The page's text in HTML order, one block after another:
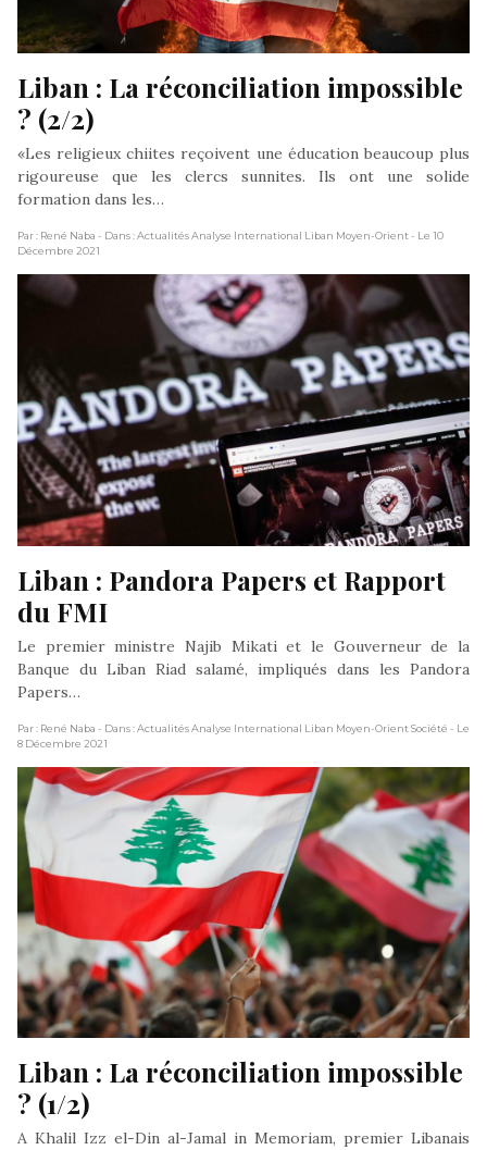
Liban : La réconciliation impossible
? (2/2)
«Les religieux chiites reçoivent une éducation beaucoup plus
rigoureuse que les clercs sunnites. Ils ont une solide
formation dans les…
Par : René Naba - Dans : Actualités Analyse International Liban Moyen-Orient- Le 10
Décembre 2021
Liban : Pandora Papers et Rapport
du FMI
Le premier ministre Najib Mikati et le Gouverneur de la
Banque du Liban Riad salamé, impliqués dans les Pandora
Papers…
Par : René Naba - Dans : Actualités Analyse International Liban Moyen-Orient Société - Le
8 Décembre 2021
Liban : La réconciliation impossible
? (1/2)
A Khalil Izz el-Din al-Jamal in Memoriam, premier Libanais